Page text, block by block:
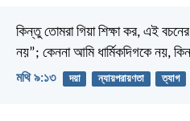
কিন্তু তোমরা গিয়া শিক্ষা কর, এই
নয়”; কেননা আমি ধার্মিকদিগকে নয়,
মথি ৯:১৩ দয়া ন্যায়পরায়ণতা ত্যাগ